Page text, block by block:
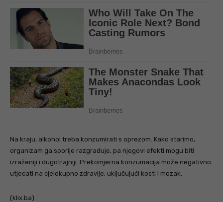
Na kraju, alkohol treba konzumirati s oprezom. Kako starimo,
organizam ga sporije razgrađuje, pa njegovi efekti mogu biti
izraženiji i dugotrajniji. Prekomjerna konzumacija može negativno
utjecati na cjelokupno zdravlje, uključujući kosti i mozak.
(klix.ba)